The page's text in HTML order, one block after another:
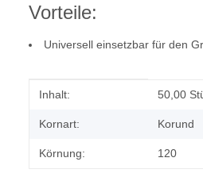
Vorteile:
Universell einsetzbar für den
Produkteigenschaft
Wert
Inhalt: 50,00
Kornart: Korund
Körnung: 120